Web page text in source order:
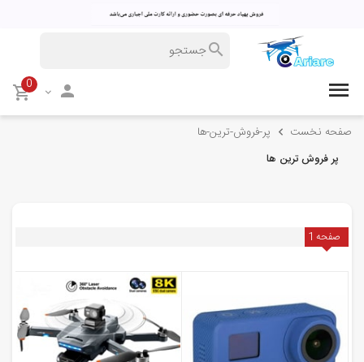
0
صفحه نخست پر-فروش-ترین-ها
پر فروش ترین ها
صفحه 1